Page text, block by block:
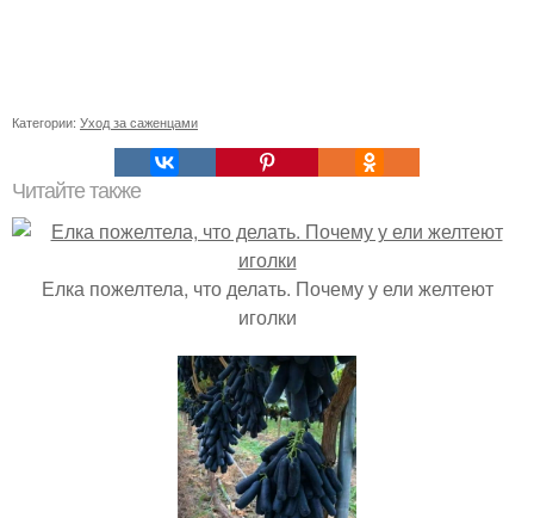
Категории: Уход за саженцами
Читайте также
Елка пожелтела, что делать. Почему у ели желтеют
иголки